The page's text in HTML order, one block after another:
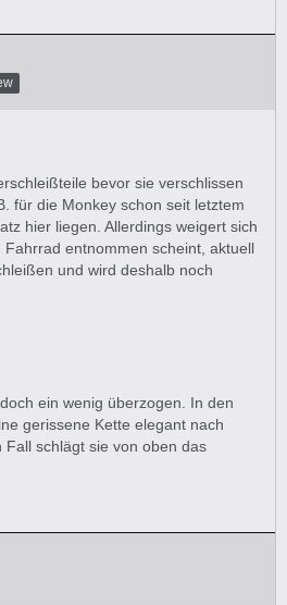
bevor sie verschlissen
für die Monkey schon seit letztem
hier liegen. Allerdings weigert sich
entnommen scheint, aktuell
und wird deshalb noch
ein wenig überzogen. In den
gerissene Kette elegant nach
schlägt sie von oben das